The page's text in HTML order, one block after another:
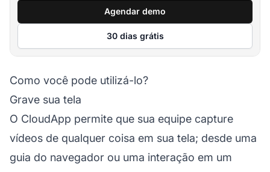
Agendar demo
30 dias grátis
Como você pode utilizá-lo?
Grave sua tela
O CloudApp permite que sua equipe capture
vídeos de qualquer coisa em sua tela; desde uma
guia do navegador ou uma interação em um